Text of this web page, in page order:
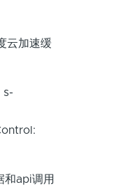
云加速缓
s-
和api调用